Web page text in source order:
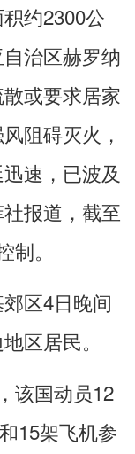
约2300公
治区赫罗纳
或要求居家
阻碍灭火，
速，已波及
报道，截至
。
区4日晚间
区居民。
国动员12
15架飞机参